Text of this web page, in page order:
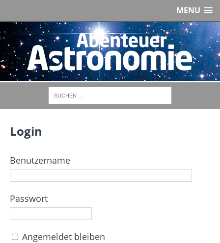
MENU
Login
Benutzername
Passwort
Angemeldet bleiben